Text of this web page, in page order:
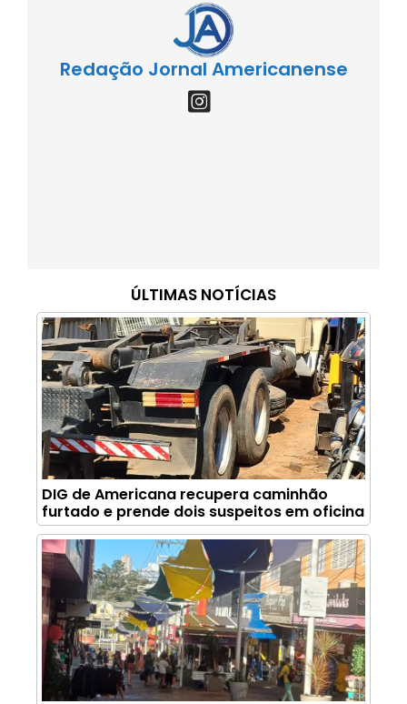
Redação Jornal Americanense
ÚLTIMAS NOTÍCIAS
DIG de Americana recupera caminhão
furtado e prende dois suspeitos em oficina